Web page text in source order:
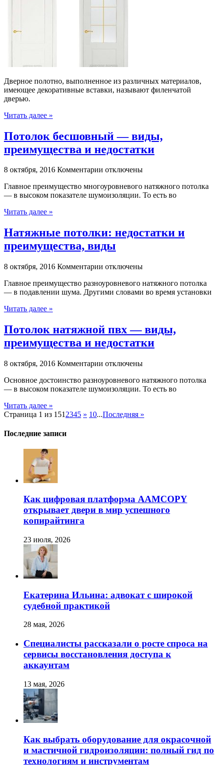
Дверное полотно, выполненное из различных материалов,
имеющее декоративные вставки, называют филенчатой
дверью.
Читать далее »
Потолок бесшовный — виды,
преимущества и недостатки
8 октября, 2016 Комментарии к
Потолок
бесшовный
и
недостатки
отключены
Главное преимущество многоуровневого натяжного потолка
— в высоком показателе шумоизоляции. То есть во
Читать далее »
Натяжные потолки: недостатки и
преимущества, виды
8 октября, 2016 Комментарии к
Натяжные
потолки:
виды
отключены
Главное преимущество разноуровневого натяжного потолка
— в подавлении шума. Другими словами во время установки
Читать далее »
Потолок натяжной пвх — виды,
преимущества и недостатки
8 октября, 2016 Комментарии к
Потолок
натяжной
виды,
отключены
Основное достоинство разноуровневого натяжного потолка
— в высоком показателе шумоизоляции. То есть во
Читать далее »
Страница 1 из 151 2345 » 10...Последняя »
Последние записи
Как цифровая платформа AAMCOPY
открывает двери в мир успешного
копирайтинга
23 июля, 2026
Екатерина Ильина: адвокат с широкой
судебной практикой
28 мая, 2026
Специалисты рассказали о росте спроса на
сервисы восстановления доступа к
аккаунтам
13 мая, 2026
Как выбрать оборудование для окрасочной
и мастичной гидроизоляции: полный гид по
технологиям и инструментам